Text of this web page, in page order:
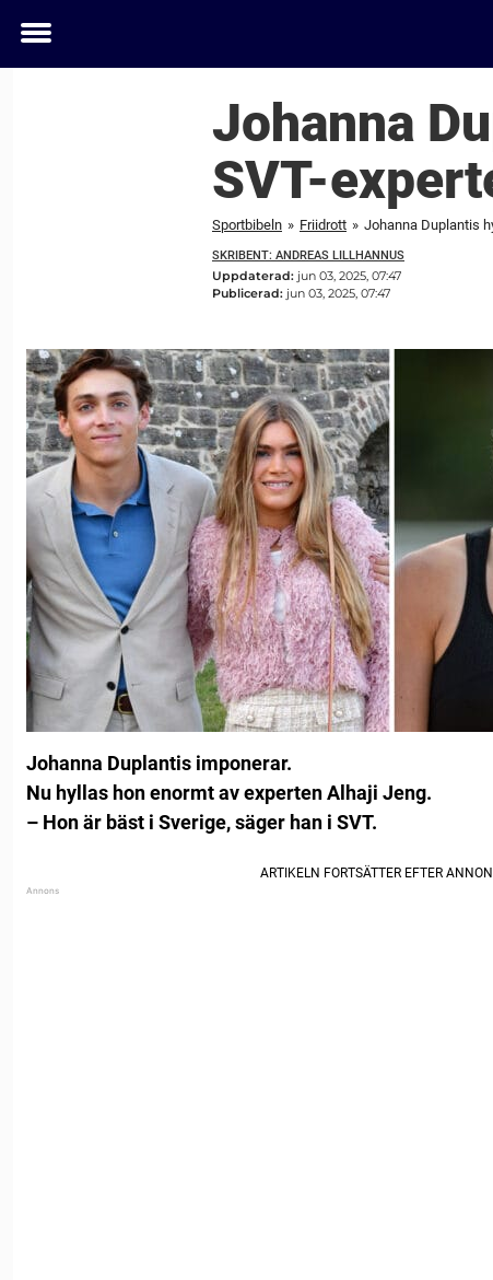
Toggle
Johanna
SVT-
Sportbibeln » Friidrott » Johanna Duplantis
SKRIBENT: ANDREAS LILLHANNUS
Uppdaterad: jun 03, 2025, 07:47
Publicerad: jun 03, 2025, 07:47
Johanna Duplantis imponerar.
Nu hyllas hon enormt av experten Alhaji Jeng.
– Hon är bäst i Sverige, säger han i SVT.